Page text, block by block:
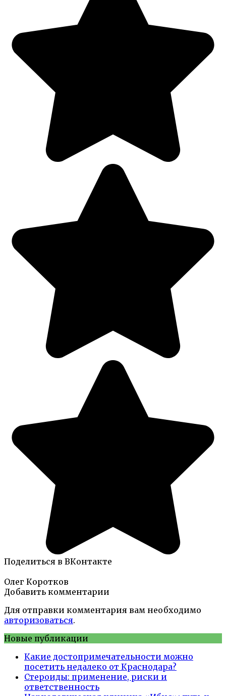
Поделиться в ВКонтакте
Олег Коротков
Добавить комментарии
Для отправки комментария вам необходимо
авторизоваться.
Новые публикации
Какие достопримечательности можно
посетить недалеко от Краснодара?
Стероиды: применение, риски и
ответственность